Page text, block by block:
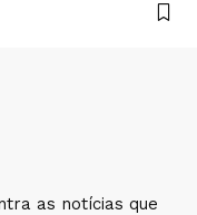
as notícias que